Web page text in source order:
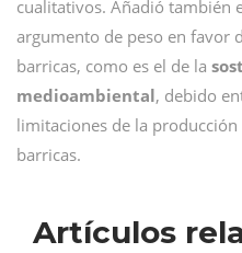
cualitativos. Añadió también
argumento de peso en favor
barricas, como es el de la
medioambiental, debido
limitaciones de la
barricas.
Artículos